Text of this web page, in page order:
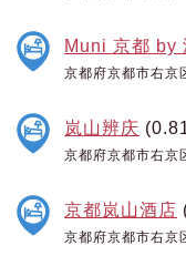
Muni 京都 by
京都府京都市右京
岚山辨庆
京都府京都市右京
京都岚山酒店
京都府京都市右京